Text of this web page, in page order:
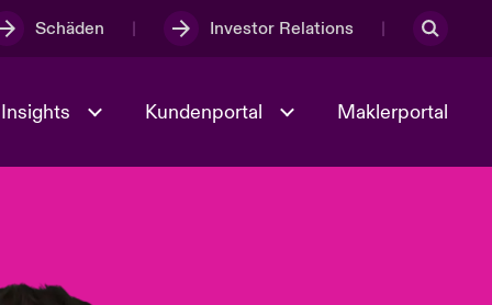
Schäden Investor Relations
Kundenportal Maklerportal